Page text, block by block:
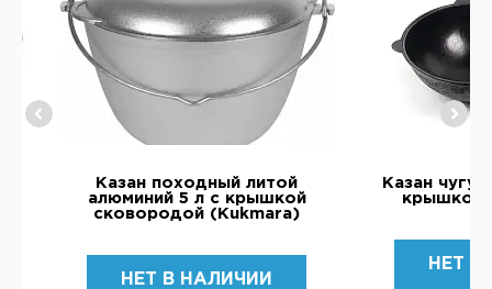
Казан походный литой
алюминий 5 л с крышкой
сковородой (Kukmara)
НЕТ В НАЛИЧИИ
Казан
крышкой
НЕТ В